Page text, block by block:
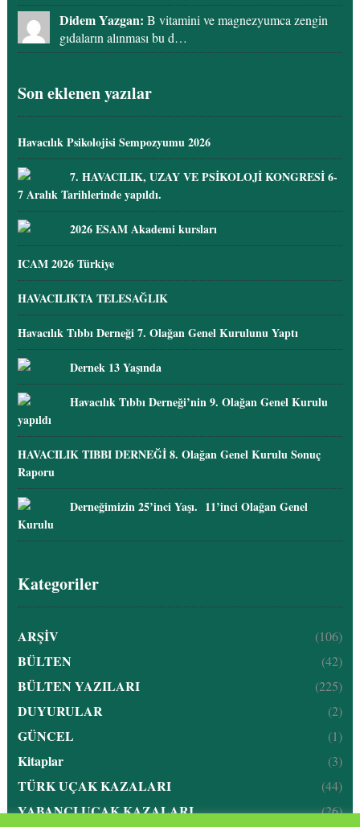
Didem Yazgan: B vitamini ve magnezyumca zengin
gıdaların alınması bu d…
Son eklenen yazılar
Havacılık Psikolojisi Sempozyumu 2026
7. HAVACILIK, UZAY VE PSİKOLOJİ KONGRESİ 6-
7 Aralık Tarihlerinde yapıldı.
2026 ESAM Akademi kursları
ICAM 2026 Türkiye
HAVACILIKTA TELESAĞLIK
Havacılık Tıbbı Derneği 7. Olağan Genel Kurulunu Yaptı
Dernek 13 Yaşında
Havacılık Tıbbı Derneği’nin 9. Olağan Genel Kurulu
yapıldı
HAVACILIK TIBBI DERNEĞİ 8. Olağan Genel Kurulu Sonuç
Raporu
Derneğimizin 25’inci Yaşı. 11’inci Olağan Genel
Kurulu
Kategoriler
ARŞİV (106)
BÜLTEN (42)
BÜLTEN YAZILARI (225)
DUYURULAR (2)
GÜNCEL (1)
Kitaplar (3)
TÜRK UÇAK KAZALARI (44)
YABANCI UÇAK KAZALARI (26)